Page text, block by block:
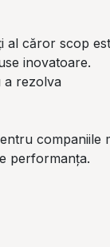
al căror scop
inovatoare.
a rezolva
companiile
performanța.